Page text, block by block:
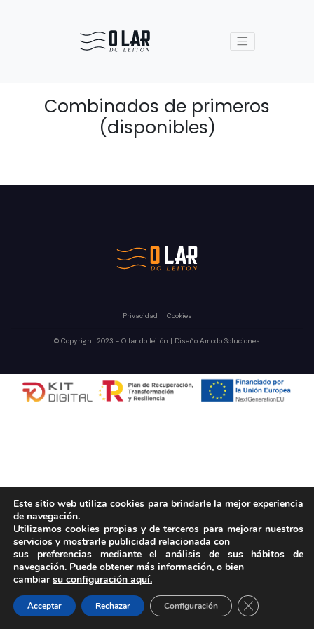
Combinados de primeros
(disponibles)
Privacidad Cookies
© Copyright 2023 - O lar do leitón | Diseño Amodo Soluciones
Este sitio web utiliza cookies para brindarle la mejor experiencia
de navegación.
Utilizamos cookies propias y de terceros para mejorar nuestros
servicios y mostrarle publicidad relacionada con
sus preferencias mediante el análisis de sus hábitos de
navegación. Puede obtener más información, o bien
cambiarsu configuración aquí.
Acceptar Rechazar Configuración Cerrar el